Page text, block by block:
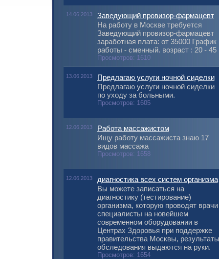
14.06.2013
Заведующий провизор-фармацевт
На работу в Москве требуется
Заведующий провизор-фармацевт
заработная плата: от 35000 График
работы - сменный. возраст : 20 - 45
Просмотров: 1610
13.06.2013
Предлагаю услуги ночной сиделки
Предлагаю услуги ночной сиделки
по уходу за больными.
Просмотров: 1605
12.06.2013
Работа массажистом
Ищу работу массажиста знаю 17
видов массажа
Просмотров: 1658
12.06.2013
диагностика всех систем организма
Вы можете записаться на
диагностику (тестирование)
организма, которую проводят врачи
специалисты на новейшем
современном оборудовании в
Центрах Здоровья при поддержке
правительства Москвы, результаты
обследования выдаются на руки.
Просмотров: 1654